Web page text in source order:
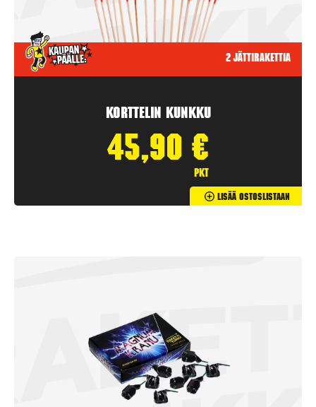
2 jättirakettia
Korttelin kunkku
45,90 €
pkt
Lisää Ostoslistaan